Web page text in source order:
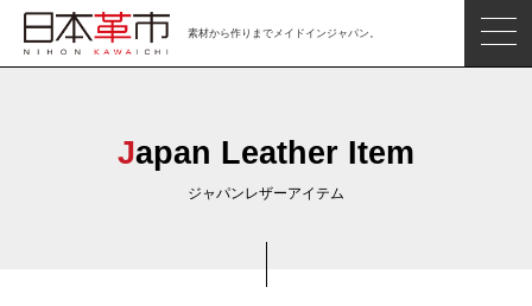
素材から作りまでメイドインジャパン。
Japan Leather Item
ジャパンレザーアイテム